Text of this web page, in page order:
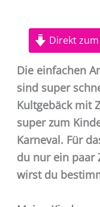
Direkt
Die einfachen
sind super
Kultgebäck mit
super zum
Karneval. Für
du nur ein paar
wirst du